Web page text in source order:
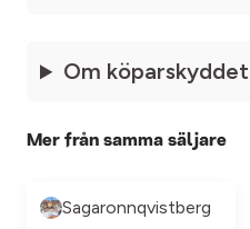
Om köparskyddet
Mer från samma säljare
Sagaronnqvistberg